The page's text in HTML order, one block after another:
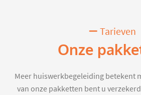
Tarieven
Onze
Meer huiswerkbegeleiding betekent
van onze pakketten bent u